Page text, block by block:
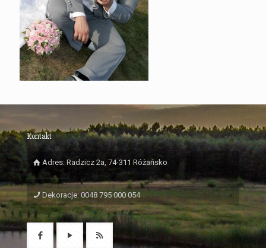
Kontakt
Adres: Radzicz 2a, 74-311 Różańsko
Dekoracje: 0048 795 000 054